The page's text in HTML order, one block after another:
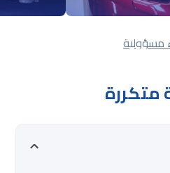
مسؤولية
متكررة